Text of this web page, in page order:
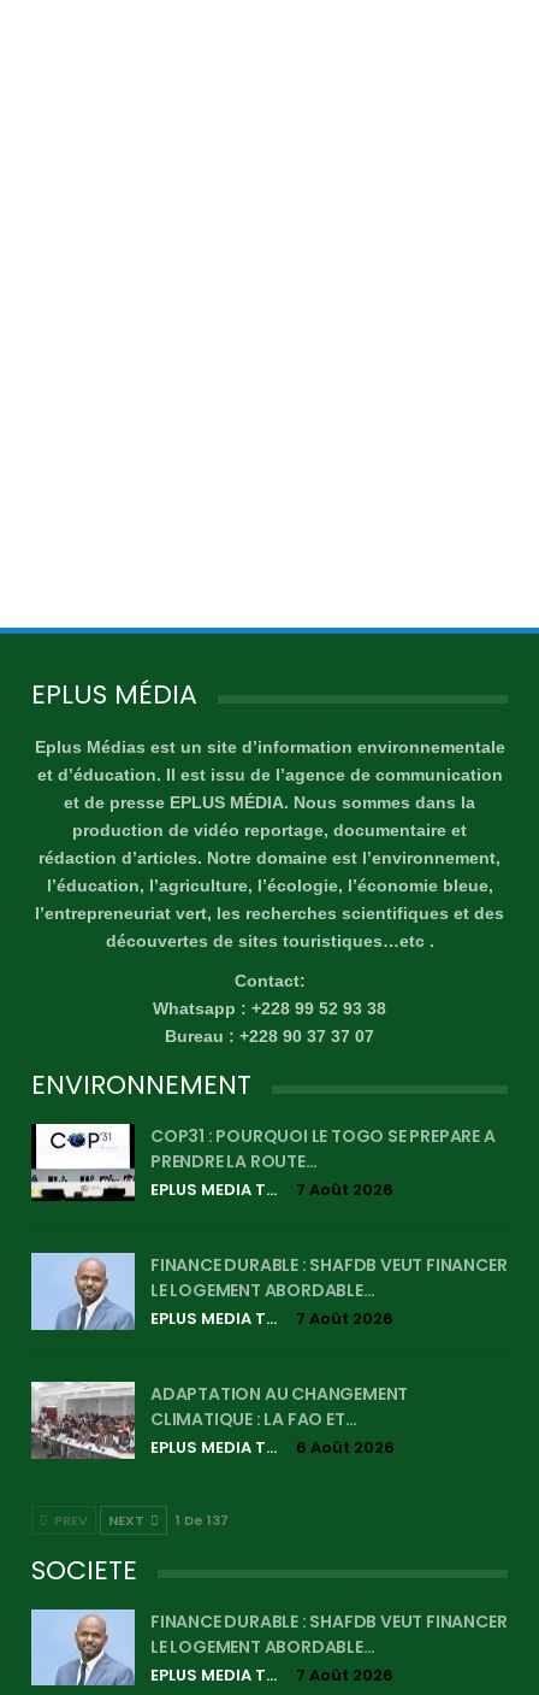
EPLUS MÉDIA
Eplus Médias est un site d’information environnementale
et d’éducation. Il est issu de l’agence de communication
et de presse EPLUS MÉDIA. Nous sommes dans la
production de vidéo reportage, documentaire et
rédaction d’articles. Notre domaine est l’environnement,
l’éducation, l’agriculture, l’écologie, l’économie bleue,
l’entrepreneuriat vert, les recherches scientifiques et des
découvertes de sites touristiques…etc .
Contact:
Whatsapp : +228 99 52 93 38
Bureau : +228 90 37 37 07
ENVIRONNEMENT
COP31 : POURQUOI LE TOGO SE PREPARE A
PRENDRE LA ROUTE…
EPLUS MEDIA TV 7 Août 2026
FINANCE DURABLE : SHAFDB VEUT FINANCER
LE LOGEMENT ABORDABLE…
EPLUS MEDIA TV 7 Août 2026
ADAPTATION AU CHANGEMENT
CLIMATIQUE : LA FAO ET…
EPLUS MEDIA TV 6 Août 2026
PREV NEXT 1 De 137
SOCIETE
FINANCE DURABLE : SHAFDB VEUT FINANCER
LE LOGEMENT ABORDABLE…
EPLUS MEDIA TV 7 Août 2026